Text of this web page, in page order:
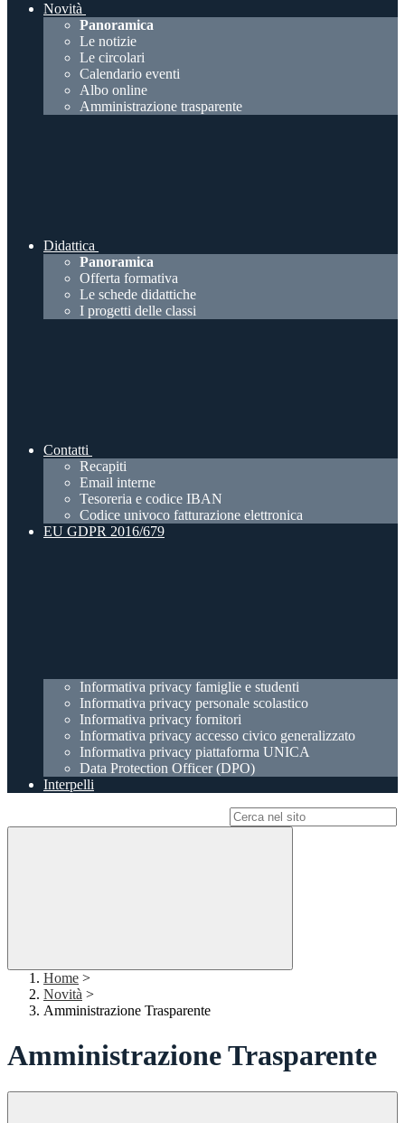
Novità
Panoramica
Le notizie
Le circolari
Calendario eventi
Albo online
Amministrazione trasparente
Didattica
Panoramica
Offerta formativa
Le schede didattiche
I progetti delle classi
Contatti
Recapiti
Email interne
Tesoreria e codice IBAN
Codice univoco fatturazione elettronica
EU GDPR 2016/679
Informativa privacy famiglie e studenti
Informativa privacy personale scolastico
Informativa privacy fornitori
Informativa privacy accesso civico generalizzato
Informativa privacy piattaforma UNICA
Data Protection Officer (DPO)
Interpelli
Home >
Novità >
Amministrazione Trasparente
Amministrazione Trasparente